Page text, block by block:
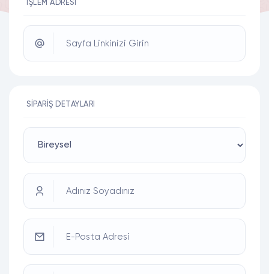
İŞLEM ADRESI
Sayfa Linkinizi Girin
SIPARIŞ DETAYLARI
Adınız Soyadınız
E-Posta Adresi